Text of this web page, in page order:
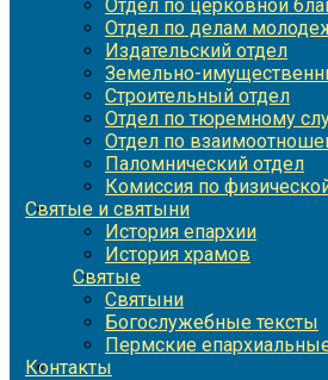
Отдел по церковной
Отдел по делам
Издательский отдел
Земельно-
Строительный отдел
Отдел по тюремному
Отдел по
Паломнический отдел
Комиссия по
Святые и святыни
История епархии
История храмов
Святые
Святыни
Богослужебные тексты
Пермские
Контакты